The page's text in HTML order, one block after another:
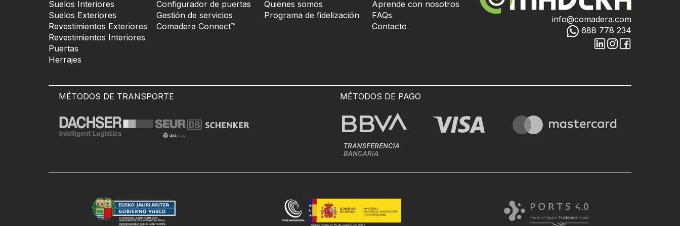
Suelos Interiores
Suelos Exteriores
Revestimientos Exteriores
Revestimientos Interiores
Puertas
Herrajes
Configurador de puertas
Gestión de servicios
Comadera Connect™
Quienes somos
Programa de fidelización
Aprende con nosotros
FAQs
Contacto
info@comadera.com
688 778 234
MÉTODOS DE TRANSPORTE MÉTODOS DE PAGO